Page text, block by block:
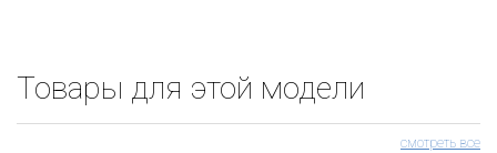
Товары для этой модели
смотреть все